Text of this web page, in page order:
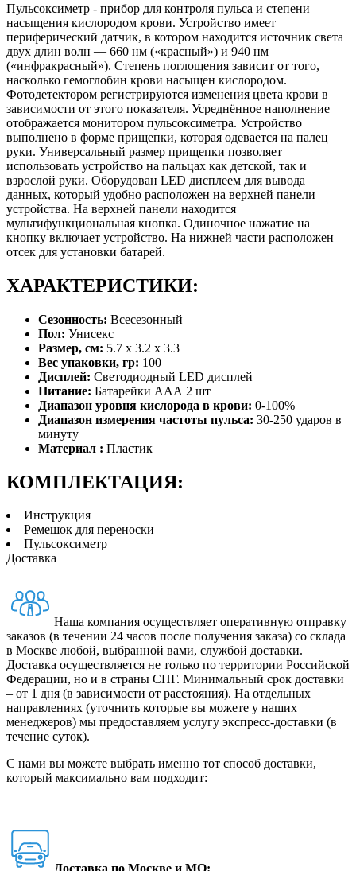
Пульсоксиметр - прибор для контроля пульса и степени
насыщения кислородом крови. Устройство имеет
периферический датчик, в котором находится источник света
двух длин волн — 660 нм («красный») и 940 нм
(«инфракрасный»). Степень поглощения зависит от того,
насколько гемоглобин крови насыщен кислородом.
Фотодетектором регистрируются изменения цвета крови в
зависимости от этого показателя. Усреднённое наполнение
отображается монитором пульсоксиметра. Устройство
выполнено в форме прищепки, которая одевается на палец
руки. Универсальный размер прищепки позволяет
использовать устройство на пальцах как детской, так и
взрослой руки. Оборудован LED дисплеем для вывода
данных, который удобно расположен на верхней панели
устройства. На верхней панели находится
мультифункциональная кнопка. Одиночное нажатие на
кнопку включает устройство. На нижней части расположен
отсек для установки батарей.
ХАРАКТЕРИСТИКИ:
Сезонность: Всесезонный
Пол: Унисекс
Размер, см: 5.7 x 3.2 x 3.3
Вес упаковки, гр: 100
Дисплей: Светодиодный LED дисплей
Питание: Батарейки ААА 2 шт
Диапазон уровня кислорода в крови: 0-100%
Диапазон измерения частоты пульса: 30-250 ударов в
минуту
Материал : Пластик
КОМПЛЕКТАЦИЯ:
Инструкция
Ремешок для переноски
Пульсоксиметр
Доставка
Наша компания осуществляет оперативную отправку
заказов (в течении 24 часов после получения заказа) со склада
в Москве любой, выбранной вами, службой доставки.
Доставка осуществляется не только по территории Российской
Федерации, но и в страны СНГ. Минимальный срок доставки
– от 1 дня (в зависимости от расстояния). На отдельных
направлениях (уточнить которые вы можете у наших
менеджеров) мы предоставляем услугу экспресс-доставки (в
течение суток).
С нами вы можете выбрать именно тот способ доставки,
который максимально вам подходит: